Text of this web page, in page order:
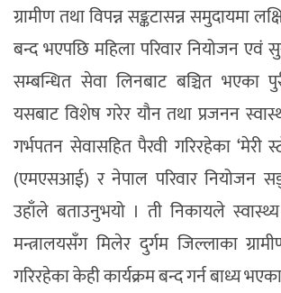
ग्रामीण तथा विपन्न सङ्कटासन्न समुदायमा
बन्द भएपछि महिला परिवार नियोजन एवं
सम्बन्धित सेवा लिनबाट बञ्चित भएका
यसबाट विशेष गरेर यौन तथा प्रजनन
गर्भपतन सेवासहित पैरवी गरिरहेका ‘मेरी
(एमएसआई) र नेपाल परिवार नियोजन
उहाँले बताउनुभयो । ती निकायले
मन्त्रालयसँग मिलेर दुर्गम जिल्लाका
गरिरहेका केही कार्यक्रम बन्द गर्न बाध्य